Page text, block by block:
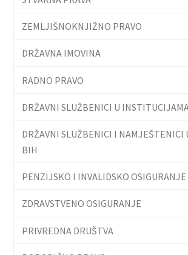
ZEMLJIŠNOKNJIŽNO PRAVO
DRŽAVNA IMOVINA
RADNO PRAVO
DRŽAVNI SLUŽBENICI U
DRŽAVNI SLUŽBENICI I NAMJEŠTENICI
BIH
PENZIJSKO I INVALIDSKO OSIGURANJE
ZDRAVSTVENO OSIGURANJE
PRIVREDNA DRUŠTVA